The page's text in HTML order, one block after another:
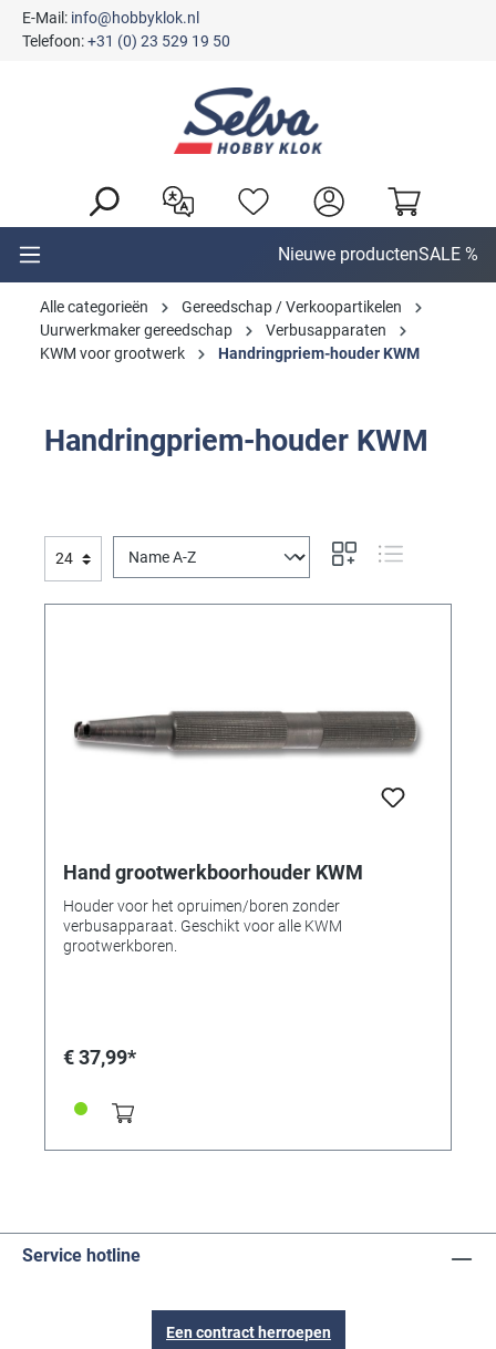
E-Mail: info@hobbyklok.nl
Telefoon:+31 (0) 23 529 19 50
Nieuwe productenSALE %
Alle categorieën
Gereedschap / Verkoopartikelen
Uurwerkmaker gereedschap
Verbusapparaten
KWM voor grootwerk
Handringpriem-houder KWM
Handringpriem-houder KWM
Hand grootwerkboorhouder KWM
Houder voor het opruimen/boren zonder
verbusapparaat. Geschikt voor alle KWM
grootwerkboren.
€ 37,99*
Service hotline
Een contract herroepen